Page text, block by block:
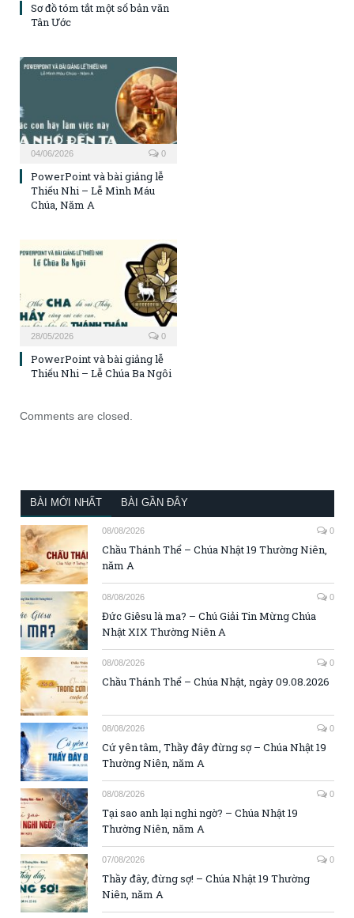
Sơ đồ tóm tắt một số bản văn
Tân Ước
04/06/2026 0
PowerPoint và bài giảng lễ
Thiếu Nhi – Lễ Mình Máu
Chúa, Năm A
28/05/2026 0
PowerPoint và bài giảng lễ
Thiếu Nhi – Lễ Chúa Ba Ngôi
Comments are closed.
BÀI MỚI NHẤT BÀI GẦN ĐÂY
08/08/2026 0
Chầu Thánh Thể – Chúa Nhật 19 Thường Niên,
năm A
08/08/2026 0
Đức Giêsu là ma? – Chú Giải Tin Mừng Chúa
Nhật XIX Thường Niên A
08/08/2026 0
Chầu Thánh Thể – Chúa Nhật, ngày 09.08.2026
08/08/2026 0
Cứ yên tâm, Thầy đây đừng sợ – Chúa Nhật 19
Thường Niên, năm A
08/08/2026 0
Tại sao anh lại nghi ngờ? – Chúa Nhật 19
Thường Niên, năm A
07/08/2026 0
Thầy đây, đừng sợ! – Chúa Nhật 19 Thường
Niên, năm A